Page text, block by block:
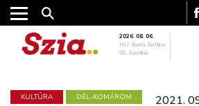
2026. 08. 06.
HU: Berta, Bettina
SK: Jozefína
KULTÚRA DÉL-KOMÁROM 2021.